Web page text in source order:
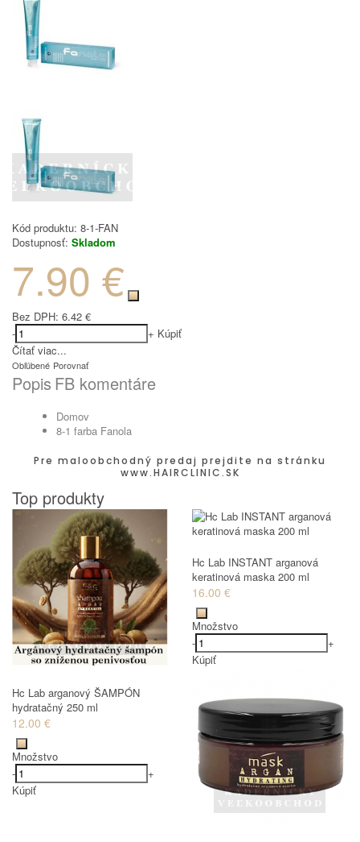
Kód produktu: 8-1-FAN
Dostupnosť: Skladom
7.90 €
Bez DPH: 6.42 €
-
+ Kúpiť
Čítať viac...
Obľúbené Porovnať
Popis FB komentáre
Domov
8-1 farba Fanola
Pre maloobchodný predaj prejdite na stránku
www.HAIRCLINIC.SK
Top produkty
Hc Lab arganový ŠAMPÓN
hydratačný 250 ml
12.00 €
Množstvo
-
+
Kúpiť
Hc Lab INSTANT arganová
keratinová maska 200 ml
16.00 €
Množstvo
-
+
Kúpiť